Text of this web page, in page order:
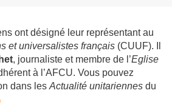
ont désigné leur représentant au
et universalistes français (CUUF). Il
, journaliste et membre de l’Eglise
à l’AFCU. Vous pouvez
dans les Actualité unitariennes du